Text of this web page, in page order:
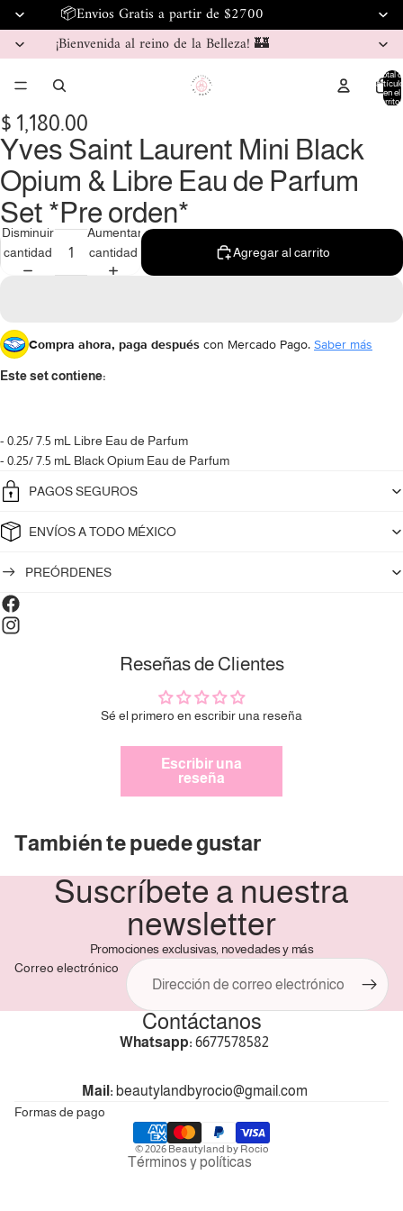
📦Envios Gratis a partir de $2700
¡Bienvenida al reino de la Belleza! 🏰
Total
en el
$ 1,180.00
Yves Saint Laurent Mini Black
Opium & Libre Eau de Parfum
Set *Pre orden*
Disminuir
cantidad
Aumentar
cantidad
Agregar al carrito
Compra ahora, paga después con Mercado Pago. Saber más
Este set contiene:
- 0.25/ 7.5 mL Libre Eau de Parfum
- 0.25/ 7.5 mL Black Opium Eau de Parfum
PAGOS SEGUROS
ENVÍOS A TODO MÉXICO
PREÓRDENES
Reseñas de Clientes
Sé el primero en escribir una reseña
Escribir una
reseña
También te puede gustar
Suscríbete a nuestra
newsletter
Promociones exclusivas, novedades y más
Correo electrónico
Contáctanos
Whatsapp: 6677578582
Mail: beautylandbyrocio@gmail.com
Formas de pago
© 2026 Beautyland by Rocio
Términos y políticas
Política de reembolso
Información de contacto
sin tarjeta de crédito
Agrega tu producto al carrito yelige pagar
En tu cuenta de Mercado Pago,elige la
cantidad de mesesy confirma.
Paga mes a mescon saldo disponible,
débito u otros medios.
Crédito sujeto a aprobación.
¿Tienes dudas? Consulta nuestra